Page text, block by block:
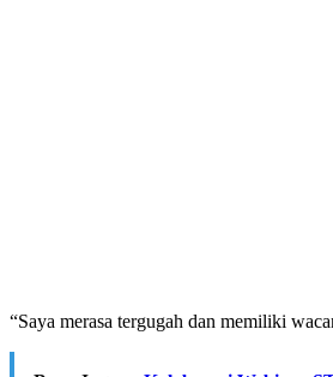
“Saya merasa tergugah dan memiliki